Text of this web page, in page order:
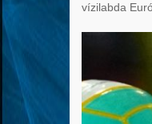
vízilabda